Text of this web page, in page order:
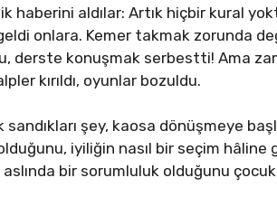
haberini aldılar: Artık hiçbir kural
onlara. Kemer takmak zorunda
derste konuşmak serbestti! Ama
kırıldı, oyunlar bozuldu.
sandıkları şey, kaosa dönüşmeye
iyiliğin nasıl bir seçim hâline
aslında bir sorumluluk olduğunu